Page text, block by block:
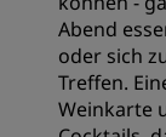
Abend
oder sich
Treffen.
Weinkarte